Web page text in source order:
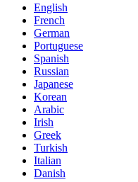
English
French
German
Portuguese
Spanish
Russian
Japanese
Korean
Arabic
Irish
Greek
Turkish
Italian
Danish